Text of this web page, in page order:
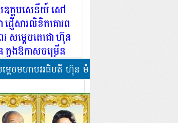
ឧត្តមសេនីយ៍ សៅ
ផ្ញើសារលិខិតគោរព
សម្ដេចតេជោ ហ៊ុន
ក្នុងឱកាសចម្រើន
ាយុ
បវរធិបតី ហ៊ុន ម៉ាណែត អញ្ជើញប្រគល់សញ្ញាបត្រ និងស